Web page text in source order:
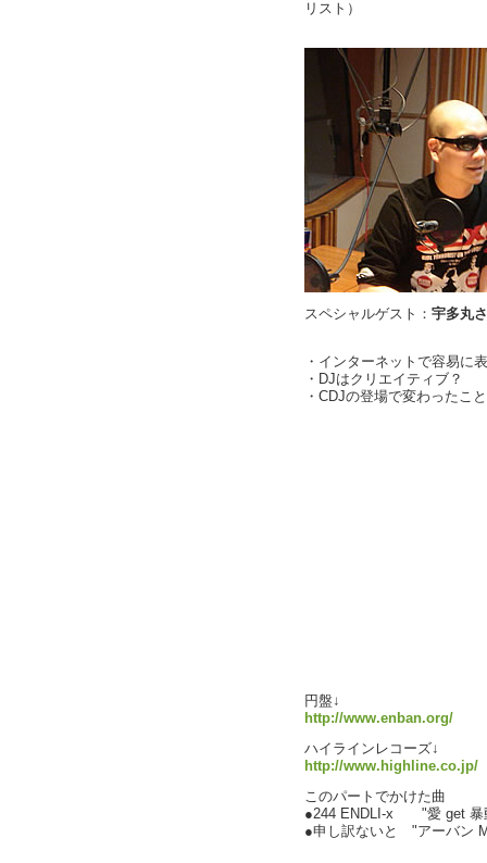
リスト）
スペシャルゲスト： 宇多丸
・インターネットで容易に
・DJはクリエイティブ？
・CDJの登場で変わったこと
円盤↓
http://www.enban.org/
ハイラインレコーズ↓
http://www.highline.co.jp/
このパートでかけた曲
●244 ENDLI-x "愛 get 暴
●申し訳ないと "アーバン